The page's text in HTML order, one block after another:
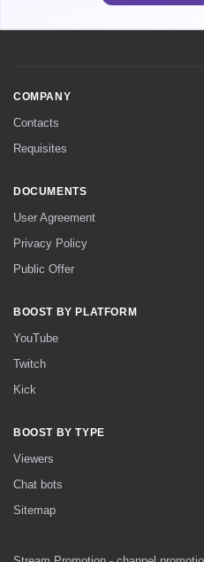
COMPANY
Contacts
Requisites
DOCUMENTS
User Agreement
Privacy Policy
Public Offer
BOOST BY PLATFORM
YouTube
Twitch
Kick
BOOST BY TYPE
Viewers
Chat bots
Sitemap